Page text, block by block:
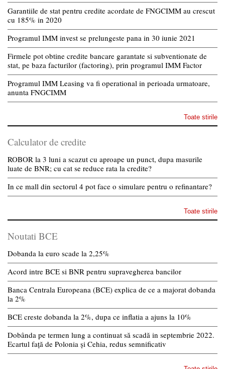
Garantiile de stat pentru credite acordate de FNGCIMM au crescut
cu 185% in 2020
Programul IMM invest se prelungeste pana in 30 iunie 2021
Firmele pot obtine credite bancare garantate si subventionate de
stat, pe baza facturilor (factoring), prin programul IMM Factor
Programul IMM Leasing va fi operational in perioada urmatoare,
anunta FNGCIMM
Toate stirile
Calculator de credite
ROBOR la 3 luni a scazut cu aproape un punct, dupa masurile
luate de BNR; cu cat se reduce rata la credite?
In ce mall din sectorul 4 pot face o simulare pentru o refinantare?
Toate stirile
Noutati BCE
Dobanda la euro scade la 2,25%
Acord intre BCE si BNR pentru supravegherea bancilor
Banca Centrala Europeana (BCE) explica de ce a majorat dobanda
la 2%
BCE creste dobanda la 2%, dupa ce inflatia a ajuns la 10%
Dobânda pe termen lung a continuat să scadă in septembrie 2022.
Ecartul față de Polonia și Cehia, redus semnificativ